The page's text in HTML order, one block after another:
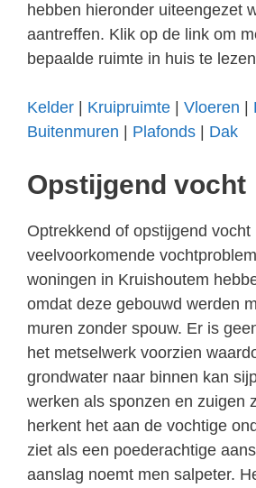
hebben hieronder uiteengezet
aantreffen. Klik op de link om
bepaalde ruimte in huis te
Kelder Kruipruimte Vloeren
Buitenmuren
Plafonds Dak
Opstijgend vocht
Optrekkend of opstijgend
veelvoorkomende
woningen in Kruishoutem
omdat deze gebouwd werden
muren zonder spouw. Er is
het metselwerk voorzien
grondwater naar binnen kan
werken als sponzen en zuigen
herkent het aan de vochtige
ziet als een poederachtige
aanslag noemt men salpeter.